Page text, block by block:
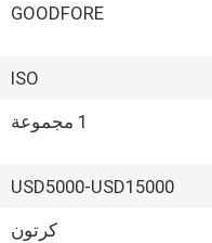
GOODFORE
ISO
1 مجموعة
USD5000-USD15000
كرتون